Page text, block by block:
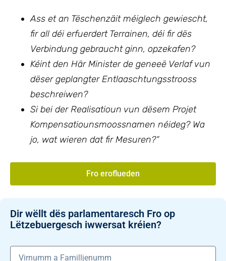
Ass et an Tëschenzäit méiglech gewiescht,
fir all déi erfuerdert Terrainen, déi fir dës
Verbindung gebraucht ginn, opzekafen?
Kéint den Här Minister de geneeë Verlaf vun
dëser geplangter Entlaaschtungsstrooss
beschreiwen?
Si bei der Realisatioun vun dësem Projet
Kompensatiounsmoossnamen néideg? Wa
jo, wat wieren dat fir Mesuren?“
Fro eroflueden
Dir wëllt dës parlamentaresch Fro op
Lëtzebuergesch iwwersat kréien?